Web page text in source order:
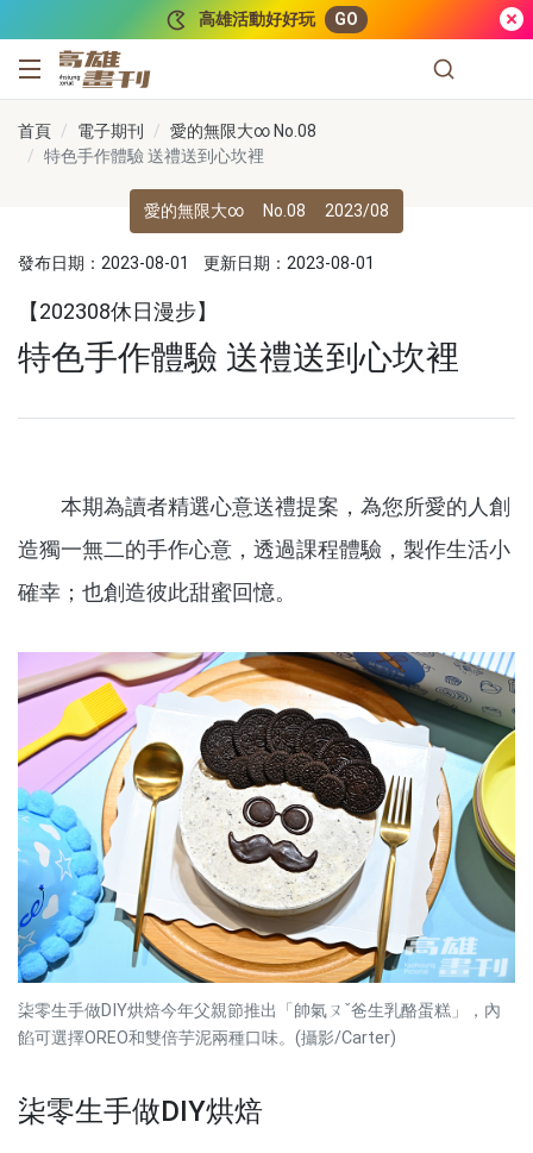
高雄活動好好玩 GO
高雄畫刊
首頁 電子期刊
愛的無限大∞ No.08
特色手作體驗 送禮送到心坎裡
愛的無限大∞ No.08 2023/08
發布日期：2023-08-01 更新日期：2023-08-01
【202308休日漫步】
特色手作體驗 送禮送到心坎裡
本期為讀者精選心意送禮提案，為您所愛的人創
造獨一無二的手作心意，透過課程體驗，製作生活小
確幸；也創造彼此甜蜜回憶。
柒零生手做DIY烘焙今年父親節推出「帥氣ㄡˇ爸生乳酪蛋糕」，內
餡可選擇OREO和雙倍芋泥兩種口味。(攝影/Carter)
柒零生手做DIY烘焙